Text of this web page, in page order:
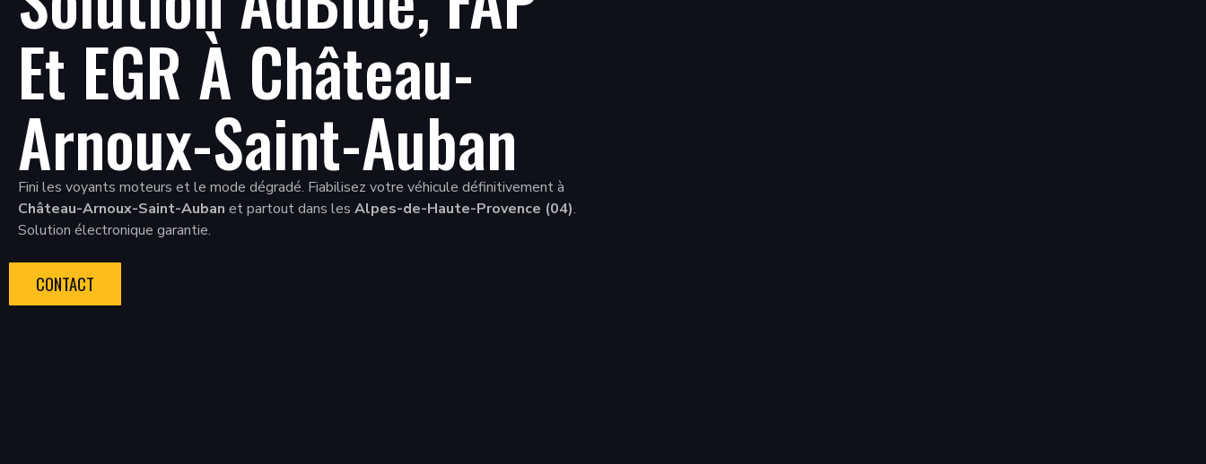
Et EGR À Château-
Arnoux-Saint-Auban
Fini les voyants moteurs et le mode dégradé. Fiabilisez votre véhicule définitivement à
Château-Arnoux-Saint-Auban et partout dans les Alpes-de-Haute-Provence (04).
Solution électronique garantie.
CONTACT